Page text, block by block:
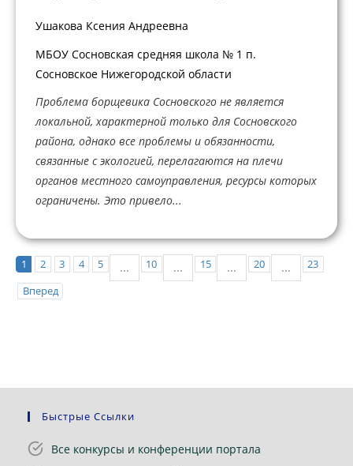
Ушакова Ксения Андреевна
МБОУ Сосновская средняя школа № 1 п.
Сосновское Нижегородской области
Проблема борщевика Сосновского не является
локальной, характерной только для Сосновского
района, однако все проблемы и обязанности,
связанные с экологией, перелагаются на плечи
органов местного самоуправления, ресурсы которых
ограничены. Это привело...
1 2 3 4 5 ... 10 ... 15 ... 20 ...
23
Вперед
Быстрые Ссылки
Все конкурсы и конференции портала